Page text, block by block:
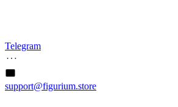
Telegram
support@figurium.store